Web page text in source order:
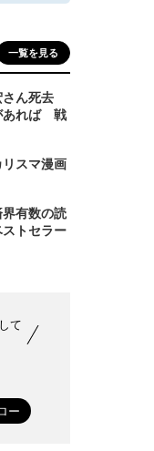
一覧を見る
さん死去
あれば 戦
スマ漫画
有数の読
トセラー
て